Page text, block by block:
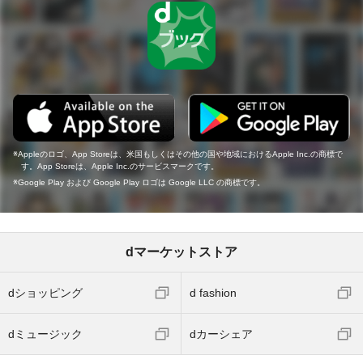
Appleのロゴ、App Storeは、米国もしくはその他の国や地域におけるApple Inc.の商標で
す。App Storeは、Apple Inc.のサービスマークです。
Google Play および Google Play ロゴは Google LLC の商標です。
dマーケットストア
dショッピング d fashion
dミュージック dカーシェア